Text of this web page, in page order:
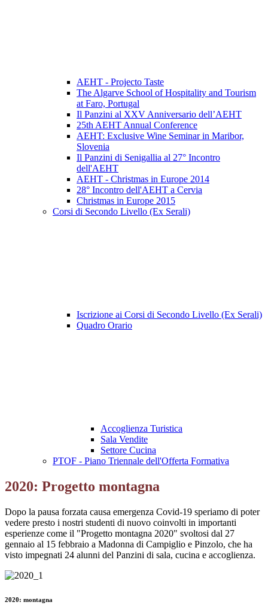
AEHT - Projecto Taste
The Algarve School of Hospitality and Tourism
at Faro, Portugal
Il Panzini al XXV Anniversario dell’AEHT
25th AEHT Annual Conference
AEHT: Exclusive Wine Seminar in Maribor,
Slovenia
Il Panzini di Senigallia al 27° Incontro
dell'AEHT
AEHT - Christmas in Europe 2014
28° Incontro dell'AEHT a Cervia
Christmas in Europe 2015
Corsi di Secondo Livello (Ex Serali)
Iscrizione ai Corsi di Secondo Livello (Ex Serali)
Quadro Orario
Accoglienza Turistica
Sala Vendite
Settore Cucina
PTOF - Piano Triennale dell'Offerta Formativa
2020: Progetto montagna
Dopo la pausa forzata causa emergenza Covid-19 speriamo di poter
vedere presto i nostri studenti di nuovo coinvolti in importanti
esperienze come il "Progetto montagna 2020" svoltosi dal 27
gennaio al 15 febbraio a Madonna di Campiglio e Pinzolo, che ha
visto impegnati 24 alunni del Panzini di sala, cucina e accoglienza.
2020: montagna